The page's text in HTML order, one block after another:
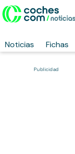
Noticias Fichas
Publicidad